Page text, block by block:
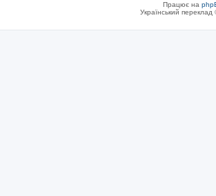
Працює на
Український